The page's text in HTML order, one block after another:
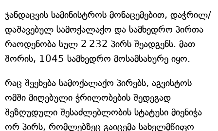
ჯანდაცვის სამინისტროს მონაცემებით, დაჭრილ/
დაშავებულ სამოქალაქო და სამხედრო პირთა
რაოდენობა სულ 2 232 პირს შეადგენს. მათ
შორის, 1045 სამხედრო მოსამსახურე იყო.
რაც შეეხება სამოქალაქო პირებს, აგვისტოს
ომში მიღებული ჭრილობების შედეგად
შეზღუდული შესაძლებლობის სტატუსი მიენიჭა
ორ პირს, რომლებზეც გაიცემა სახელმწიფო